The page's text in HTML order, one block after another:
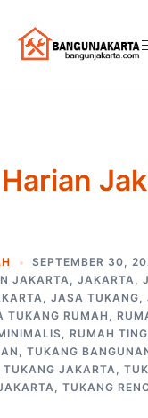
SEPTEMBER 30,
JAKARTA, JAKARTA,
, JASA TUKANG,
TUKANG RUMAH ,
, RUMAH
, TUKANG
TUKANG JAKARTA,
, TUKANG